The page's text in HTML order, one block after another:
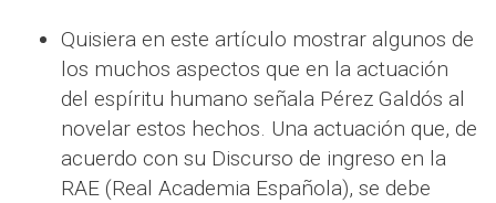
Quisiera en este artículo mostrar algunos de
los muchos aspectos que en la actuación
del espíritu humano señala Pérez Galdós al
novelar estos hechos. Una actuación que, de
acuerdo con su Discurso de ingreso en la
RAE (Real Academia Española), se debe